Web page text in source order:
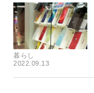
暮らし
2022.09.13